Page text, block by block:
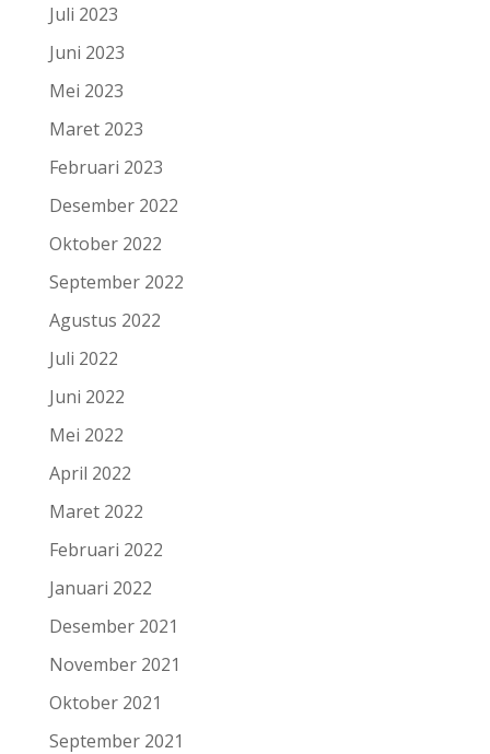
Juli 2023
Juni 2023
Mei 2023
Maret 2023
Februari 2023
Desember 2022
Oktober 2022
September 2022
Agustus 2022
Juli 2022
Juni 2022
Mei 2022
April 2022
Maret 2022
Februari 2022
Januari 2022
Desember 2021
November 2021
Oktober 2021
September 2021